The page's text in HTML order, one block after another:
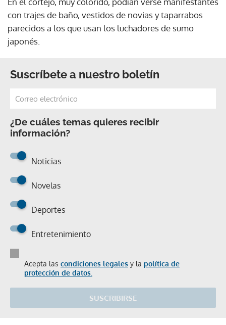
con trajes de baño, vestidos de novias y taparrabos
parecidos a los que usan los luchadores de sumo
japonés.
Suscríbete a nuestro boletín
¿De cuáles temas quieres recibir
información?
Noticias
Novelas
Deportes
Entretenimiento
Acepta las condiciones legales y la política de
protección de datos.
SUSCRIBIRSE